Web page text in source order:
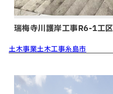
瑞梅寺川護岸工事R6-1工区
土木事業土木工事糸島市